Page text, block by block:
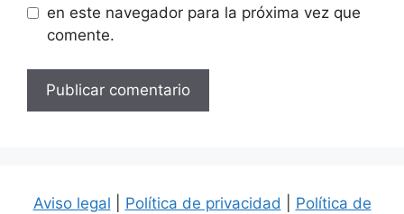
en este navegador para la próxima vez que
comente.
Aviso legal Política de privacidad Política de